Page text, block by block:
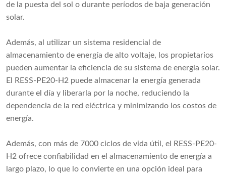
de la puesta del sol o durante períodos de baja generación
solar.
Además, al utilizar un sistema residencial de
almacenamiento de energía de alto voltaje, los propietarios
pueden aumentar la eficiencia de su sistema de energía solar.
El RESS-PE20-H2 puede almacenar la energía generada
durante el día y liberarla por la noche, reduciendo la
dependencia de la red eléctrica y minimizando los costos de
energía.
Además, con más de 7000 ciclos de vida útil, el RESS-PE20-
H2 ofrece confiabilidad en el almacenamiento de energía a
largo plazo, lo que lo convierte en una opción ideal para